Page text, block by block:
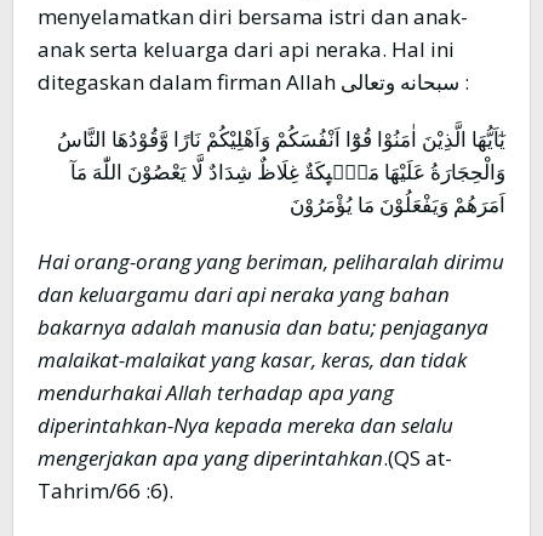
menyelamatkan diri bersama istri dan anak-
anak serta keluarga dari api neraka. Hal ini
ditegaskan dalam firman Allah سبحانه وتعالى :
يٰٓاَيُّهَا الَّذِيْنَ اٰمَنُوْا قُوْٓا اَنْفُسَكُمْ وَاَهْلِيْكُمْ نَارًا وَّقُوْدُهَا النَّاسُ
وَالْحِجَارَةُ عَلَيْهَا مَلٰۤىِٕكَةٌ غِلَاظٌ شِدَادٌ لَّا يَعْصُوْنَ اللّٰهَ مَآ
اَمَرَهُمْ وَيَفْعَلُوْنَ مَا يُؤْمَرُوْنَ
Hai orang-orang yang beriman, peliharalah dirimu
dan keluargamu dari api neraka yang bahan
bakarnya adalah manusia dan batu; penjaganya
malaikat-malaikat yang kasar, keras, dan tidak
mendurhakai Allah terhadap apa yang
diperintahkan-Nya kepada mereka dan selalu
mengerjakan apa yang diperintahkan.(QS at-
Tahrim/66 :6).